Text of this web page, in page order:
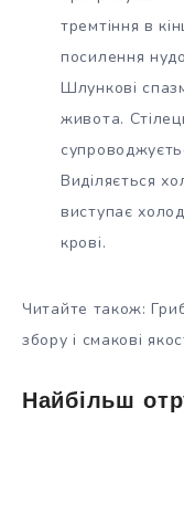
тремтіння в
посилення
Шлункові
живота.
Виділяється
виступає
крові.
Читайте також:
збору і смакові
Найбільш